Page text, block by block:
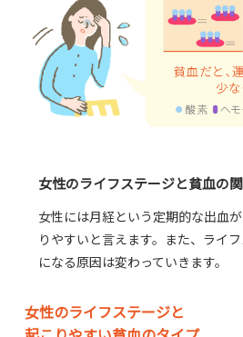
女性のライフステージと貧血の
女性には月経という定期的な出血
りやすいと言えます。また、ライ
になる原因は変わっていきます。
女性のライフステージと